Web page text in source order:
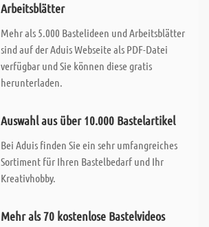
Arbeitsblätter
Mehr als 5.000 Bastelideen und Arbeitsblätter
sind auf der Aduis Webseite als PDF-Datei
verfügbar und Sie können diese gratis
herunterladen.
Auswahl aus über 10.000 Bastelartikel
Bei Aduis finden Sie ein sehr umfangreiches
Sortiment für Ihren Bastelbedarf und Ihr
Kreativhobby.
Mehr als 70 kostenlose Bastelvideos